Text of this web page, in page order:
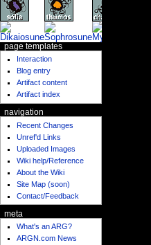
page templates
Interaction
Blog entry
Artifact content
Artifact index
navigation
Recent Changes
Unref'd Links
Uploaded Images
Wiki help/Reference
About the Wiki
Site Map (soon)
Contact/Feedback
meta
What's an ARG?
ARGN.com News